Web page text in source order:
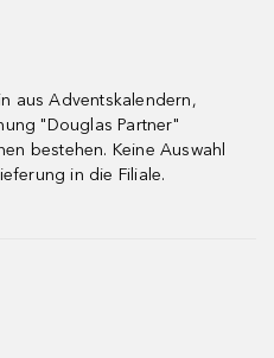
aus Adventskalendern,
"Douglas Partner"
bestehen. Keine Auswahl
in die Filiale.